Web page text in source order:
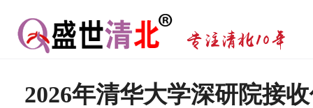
2026年清华大学深研院接